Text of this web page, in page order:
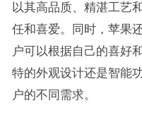
以其高品质、精湛工艺
任和喜爱。同时，苹果
户可以根据自己的喜好
特的外观设计还是智能
户的不同需求。